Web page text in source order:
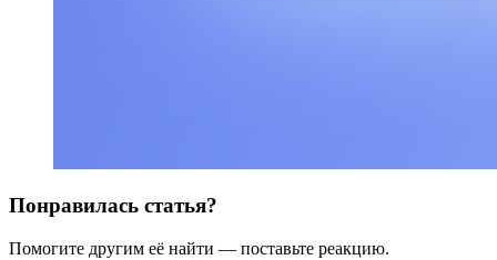
Понравилась статья?
Помогите другим её найти — поставьте реакцию.